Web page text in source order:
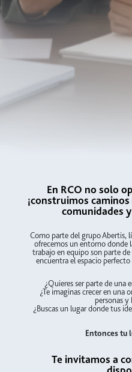
En RCO no solo
¡construimos
comunidades
Como parte del grupo Abertis,
ofrecemos un entorno donde
trabajo en equipo son parte
encuentra el espacio perfecto
¿Quieres ser parte de una
¿Te imaginas crecer en una
personas y
¿Buscas un lugar donde tus
Entonces tu
Te invitamos a